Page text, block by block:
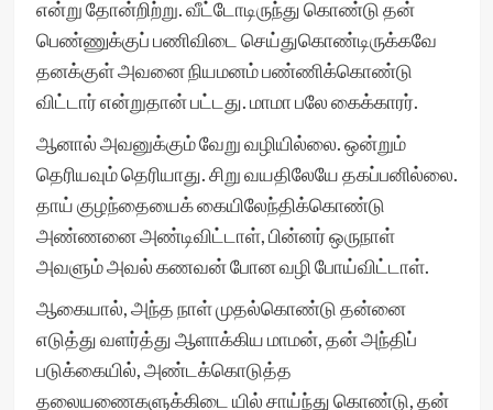
என்று தோன்றிற்று. வீட்டோடிருந்து கொண்டு தன்
பெண்ணுக்குப் பணிவிடை செய்துகொண்டிருக்கவே
தனக்குள் அவனை நியமனம் பண்ணிக்கொண்டு
விட்டார் என்றுதான் பட்டது. மாமா பலே கைக்காரர்.
ஆனால் அவனுக்கும் வேறு வழியில்லை. ஒன்றும்
தெரியவும் தெரியாது. சிறு வயதிலேயே தகப்பனில்லை.
தாய் குழந்தையைக் கையிலேந்திக்கொண்டு
அண்ணனை அண்டிவிட்டாள், பின்னர் ஒருநாள்
அவளும் அவல் கணவன் போன வழி போய்விட்டாள்.
ஆகையால், அந்த நாள் முதல்கொண்டு தன்னை
எடுத்து வளர்த்து ஆளாக்கிய மாமன், தன் அந்திப்
படுக்கையில், அண்டக்கொடுத்த
தலையணைகளுக்கிடை யில் சாய்ந்து கொண்டு, தன்